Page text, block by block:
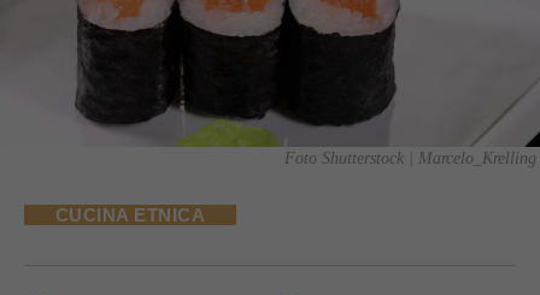
Foto Shutterstock | Marcelo_Krelling
CUCINA ETNICA